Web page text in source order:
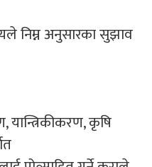
निम्न अनुसारका सुझाव
यान्त्रिकीकरण, कृषि